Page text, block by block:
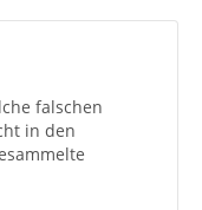
falschen
in den